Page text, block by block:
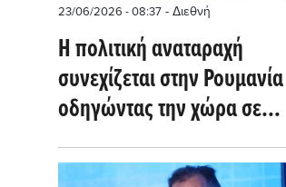
23/06/2026 - 08:37 - Διεθνή
Η πολιτική αναταραχή
συνεχίζεται στην Ρουμανία
οδηγώντας την χώρα σε
αδιέξοδο (Bloomberg)